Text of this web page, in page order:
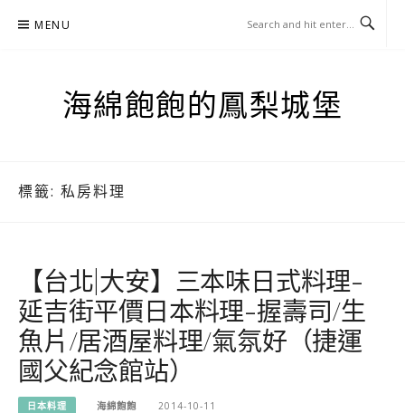
MENU
海綿飽飽的鳳梨城堡
標籤: 私房料理
【台北|大安】三本味日式料理-
延吉街平價日本料理-握壽司/生
魚片/居酒屋料理/氣氛好（捷運
國父紀念館站）
日本料理 海綿飽飽 2014-10-11